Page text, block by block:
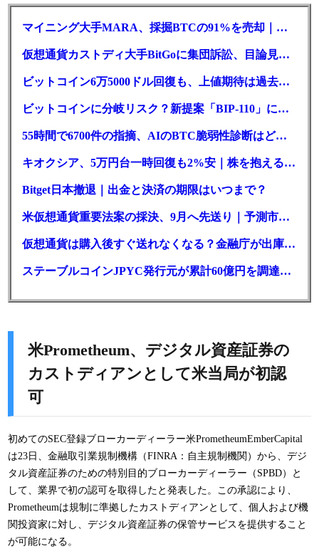
マイニング大手MARA、採掘BTCの91%を売却｜純損失6億ドル
仮想通貨カストディ大手BitGoに集団訴訟、目論見書が争点に
ビットコイン6万5000ドル回復も、上値期待は過去最低の23%
ビットコインに分岐リスク？新提案「BIP-110」に期限迫る
55時間で6700件の指摘、AIのBTC脆弱性診断はどこまで本物か
キオクシア、5万円台一時回復も2%安｜株を抱える東芝は純利益30倍
Bitget日本撤退｜出金と決済の期限はいつまで？
米仮想通貨重要法案の採決、9月へ先送り｜予測市場の成立確率は14%に
仮想通貨は購入後すぐ送れなくなる？金融庁が出庫制限を要請
ステーブルコインJPYC発行元が累計60億円を調達、物流大手も出資参画
米Prometheum、デジタル資産証券の
カストディアンとして米当局が初認
可
初めてのSEC登録ブローカーディーラー米PrometheumEmberCapital
は23日、金融取引業規制機構（FINRA：自主規制機関）から、デジ
タル資産証券のための特別目的ブローカーディーラー（SPBD）と
して、業界で初の認可を取得したと発表した。この承認により、
Prometheumは規制に準拠したカストディアンとして、個人および機
関投資家に対し、デジタル資産証券の保管サービスを提供すること
が可能になる。